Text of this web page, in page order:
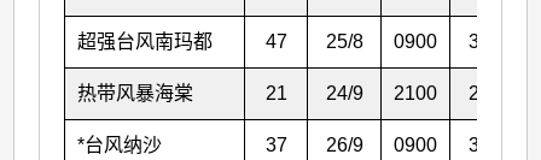
超强台风南玛都 47 25/8 0900 31
热带风暴海棠 21 24/9 2100 27
*台风纳沙 37 26/9 0900 30